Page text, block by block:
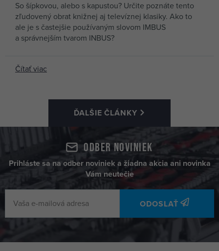
So šípkovou, alebo s kapustou? Určite poznáte tento
zľudovený obrat knižnej aj televíznej klasiky. Ako to
ale je s častejšie používaným slovom IMBUS
a správnejším tvarom INBUS?
Čítať viac
ĎALŠIE ČLÁNKY
Odber noviniek
Prihláste sa na odber noviniek a žiadna akcia ani novinka
Vám neutečie
ODOSLAŤ